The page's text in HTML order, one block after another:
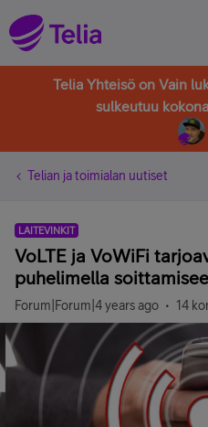
Telia Yhteisö on Vain
sulkeutuu
Telian ja toimialan uutiset
LAITEVINKIT
VoLTE ja VoWiFi
puhelimella
Forum|Forum|4 years ago 14